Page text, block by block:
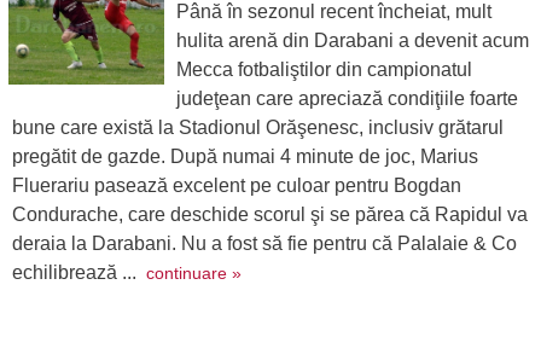
Până în sezonul recent încheiat, mult
hulita arenă din Darabani a devenit acum
Mecca fotbaliştilor din campionatul
judeţean care apreciază condiţiile foarte
bune care există la Stadionul Orăşenesc, inclusiv grătarul
pregătit de gazde. După numai 4 minute de joc, Marius
Fluerariu pasează excelent pe culoar pentru Bogdan
Condurache, care deschide scorul şi se părea că Rapidul va
deraia la Darabani. Nu a fost să fie pentru că Palalaie & Co
echilibrează ... continuare »